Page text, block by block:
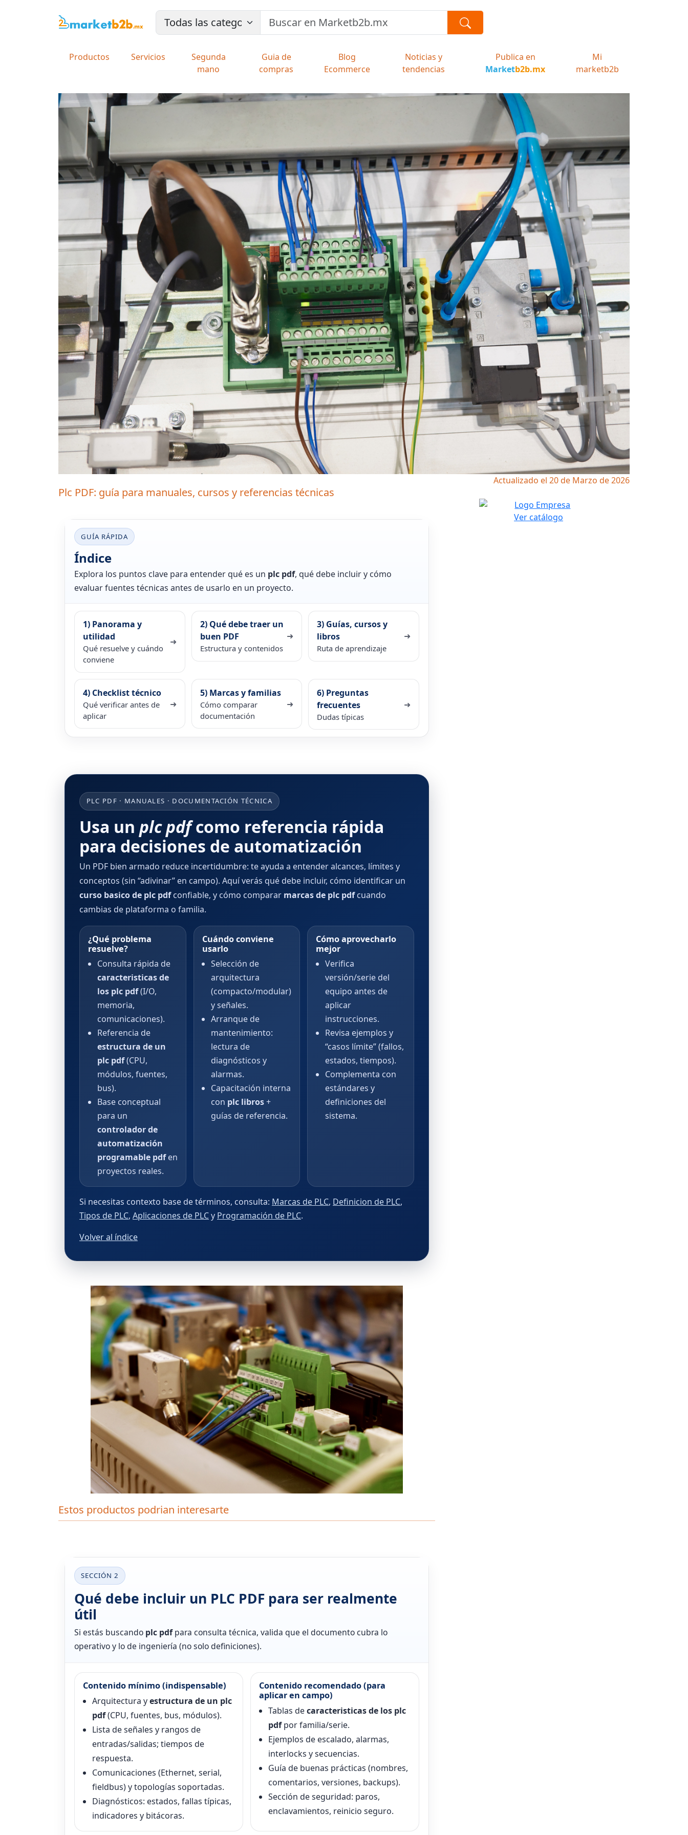
Productos Servicios
Segunda
mano
Guia de
compras
Blog
Ecommerce
Noticias y
tendencias
Publica en
Marketb2b.mx
Mi
marketb2b
Actualizado el 20 de Marzo de 2026
Plc PDF: guía para manuales, cursos y referencias técnicas
GUÍA RÁPIDA
Índice
Explora los puntos clave para entender qué es un plc pdf, qué debe incluir y cómo
evaluar fuentes técnicas antes de usarlo en un proyecto.
1) Panorama y
utilidad
Qué resuelve y cuándo
conviene
➜
2) Qué debe traer un
buen PDF
Estructura y contenidos
➜
3) Guías, cursos y
libros
Ruta de aprendizaje
➜
4) Checklist técnico
Qué verificar antes de
aplicar
➜
5) Marcas y familias
Cómo comparar
documentación
➜
6) Preguntas
frecuentes
Dudas típicas
➜
PLC PDF · MANUALES · DOCUMENTACIÓN TÉCNICA
Usa un plc pdfcomo referencia rápida
para decisiones de automatización
Un PDF bien armado reduce incertidumbre: te ayuda a entender alcances, límites y
conceptos (sin “adivinar” en campo). Aquí verás qué debe incluir, cómo identificar un
curso basico de plc pdfconfiable, y cómo comparar marcas de plc pdfcuando
cambias de plataforma o familia.
¿Qué problema
resuelve?
Consulta rápida de
caracteristicas de
los plc pdf(I/O,
memoria,
comunicaciones).
Referencia de
estructura de un
plc pdf(CPU,
módulos, fuentes,
bus).
Base conceptual
para un
controlador de
automatización
programable pdfen
proyectos reales.
Cuándo conviene
usarlo
Selección de
arquitectura
(compacto/modular)
y señales.
Arranque de
mantenimiento:
lectura de
diagnósticos y
alarmas.
Capacitación interna
con plc libros+
guías de referencia.
Cómo aprovecharlo
mejor
Verifica
versión/serie del
equipo antes de
aplicar
instrucciones.
Revisa ejemplos y
“casos límite” (fallos,
estados, tiempos).
Complementa con
estándares y
definiciones del
sistema.
Si necesitas contexto base de términos, consulta: Marcas de PLC, Definicion de PLC,
Tipos de PLC, Aplicaciones de PLCy Programación de PLC.
Volver al índice
Estos productos podrian interesarte
SECCIÓN 2
Qué debe incluir un PLC PDF para ser realmente
útil
Si estás buscando plc pdfpara consulta técnica, valida que el documento cubra lo
operativo y lo de ingeniería (no solo definiciones).
Contenido mínimo (indispensable)
Arquitectura yestructura de un plc
pdf(CPU, fuentes, bus, módulos).
Lista de señales y rangos de
entradas/salidas; tiempos de
respuesta.
Comunicaciones (Ethernet, serial,
fieldbus) y topologías soportadas.
Diagnósticos: estados, fallas típicas,
indicadores y bitácoras.
Contenido recomendado (para
aplicar en campo)
Tablas decaracteristicas de los plc
pdfpor familia/serie.
Ejemplos de escalado, alarmas,
interlocks y secuencias.
Guía de buenas prácticas (nombres,
comentarios, versiones, backups).
Sección de seguridad: paros,
enclavamientos, reinicio seguro.
Ver catálogo